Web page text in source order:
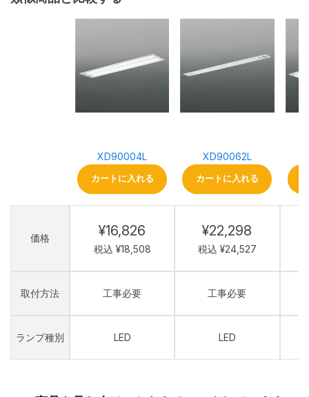
価格
取付方法
ランプ種別
XD90004L
カートに入れる
¥16,826
税込 ¥18,508
工事必要
LED
XD90062L
カートに入れる
¥22,298
税込 ¥24,527
工事必要
LED